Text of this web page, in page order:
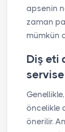
apsenin
zaman
mümkün
Diş eti
öncelikle
önerilir.